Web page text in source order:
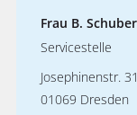
Frau B.
Servicestelle
Josephinenstr. 31
01069 Dresden